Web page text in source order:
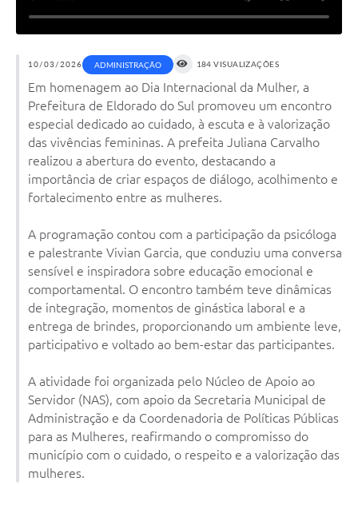
10/03/2026 ADMINISTRAÇÃO 184 VISUALIZAÇÕES
Em homenagem ao Dia Internacional da Mulher, a
Prefeitura de Eldorado do Sul promoveu um encontro
especial dedicado ao cuidado, à escuta e à valorização
das vivências femininas. A prefeita Juliana Carvalho
realizou a abertura do evento, destacando a
importância de criar espaços de diálogo, acolhimento e
fortalecimento entre as mulheres.
A programação contou com a participação da psicóloga
e palestrante Vivian Garcia, que conduziu uma conversa
sensível e inspiradora sobre educação emocional e
comportamental. O encontro também teve dinâmicas
de integração, momentos de ginástica laboral e a
entrega de brindes, proporcionando um ambiente leve,
participativo e voltado ao bem-estar das participantes.
A atividade foi organizada pelo Núcleo de Apoio ao
Servidor (NAS), com apoio da Secretaria Municipal de
Administração e da Coordenadoria de Políticas Públicas
para as Mulheres, reafirmando o compromisso do
município com o cuidado, o respeito e a valorização das
mulheres.